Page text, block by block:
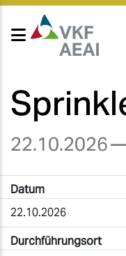
22.10.2026
Datum
22.10.2026
Durchführungsort